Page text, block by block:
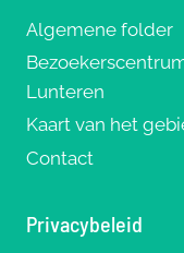
Algemene folder
Lunteren
Kaart van het
Contact
Privacybeleid